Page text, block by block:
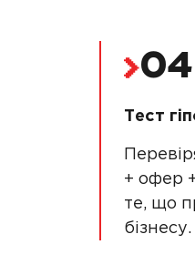
04
Тест
+ офер
те, що
бізнесу.